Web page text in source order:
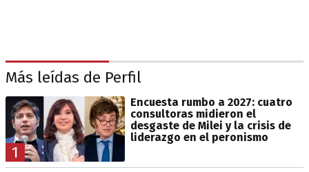
Más leídas de Perfil
1
Encuesta rumbo a 2027: cuatro
consultoras midieron el
desgaste de Milei y la crisis de
liderazgo en el peronismo